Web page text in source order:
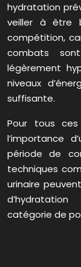
hydratation
veiller à être
compétition,
combats
légèrement
niveaux
suffisante.
Pour tous
l’importance
période de
techniques
urinaire
catégorie de